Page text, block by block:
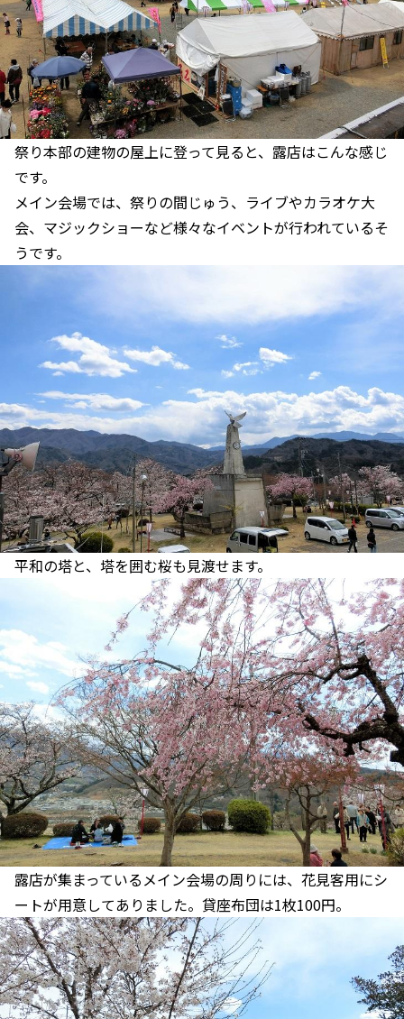
祭り本部の建物の屋上に登って見ると、露店はこんな感じ
です。
メイン会場では、祭りの間じゅう、ライブやカラオケ大
会、マジックショーなど様々なイベントが行われているそ
うです。
平和の塔と、塔を囲む桜も見渡せます。
露店が集まっているメイン会場の周りには、花見客用にシ
ートが用意してありました。貸座布団は1枚100円。